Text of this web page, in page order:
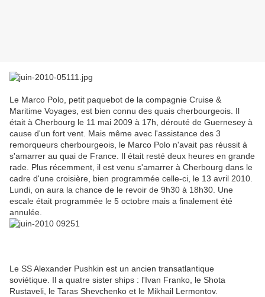
Le Marco Polo, petit paquebot de la compagnie Cruise &
Maritime Voyages, est bien connu des quais cherbourgeois. Il
était à Cherbourg le 11 mai 2009 à 17h, dérouté de Guernesey à
cause d'un fort vent. Mais même avec l'assistance des 3
remorqueurs cherbourgeois, le Marco Polo n'avait pas réussit à
s'amarrer au quai de France. Il était resté deux heures en grande
rade. Plus récemment, il est venu s'amarrer à Cherbourg dans le
cadre d'une croisière, bien programmée celle-ci, le 13 avril 2010.
Lundi, on aura la chance de le revoir de 9h30 à 18h30. Une
escale était programmée le 5 octobre mais a finalement été
annulée.
Le SS Alexander Pushkin est un ancien transatlantique
soviétique. Il a quatre sister ships : l'Ivan Franko, le Shota
Rustaveli, le Taras Shevchenko et le Mikhail Lermontov.